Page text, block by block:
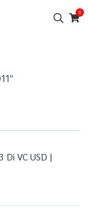
0
VC USD |